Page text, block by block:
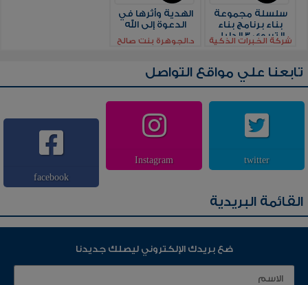
سلسلة مجموعة
بناء برنامج بناء
التربوي 3 الدليل
الإجرائي لبناء
المرحلة الجامعية
شركة الخبرات الذكية
الهدية وأثرها في
الدعوة إلى الله
د.الجوهرة بنت صالح
تابعنا علي مواقع التواصل
twitter
Instagram
facebook
القائمة البريدية
ضع بريدك الإلكتروني ليصلك جديدنا